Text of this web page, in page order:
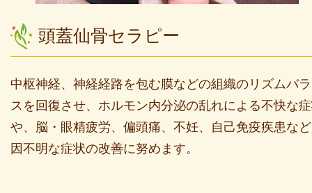
頭蓋仙骨セラピー
中枢神経、神経経路を包む膜などの組織のリズムバ
スを回復させ、ホルモン内分泌の乱れによる不快な
や、脳・眼精疲労、偏頭痛、不妊、自己免疫疾患な
因不明な症状の改善に努めます。